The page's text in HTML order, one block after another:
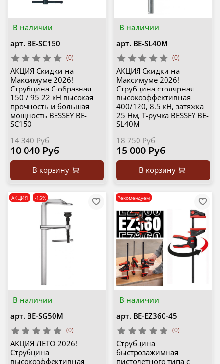
В наличии
арт. BE-SC150
(0)
АКЦИЯ Скидки на
Максимуме 2026!
Струбцина C-образная
150 / 95 22 кН высокая
прочность и большая
мощность BESSEY BE-
SC150
14 340 Руб
10 040 Руб
В корзину
В наличии
арт. BE-SL40M
(0)
АКЦИЯ Скидки на
Максимуме 2026!
Струбцина столярная
высокоэффективная
400/120, 8.5 кН, затяжка
25 Нм, Т-ручка BESSEY BE-
SL40M
18 750 Руб
15 000 Руб
В корзину
В наличии
АКЦИЯ! -15%
арт. BE-SG50M
(0)
АКЦИЯ ЛЕТО 2026!
Струбцина
высокоэффективная
В наличии
Рекомендуем
арт. BE-EZ360-45
(0)
Струбцина
быстрозажимная
пистолетного типа с